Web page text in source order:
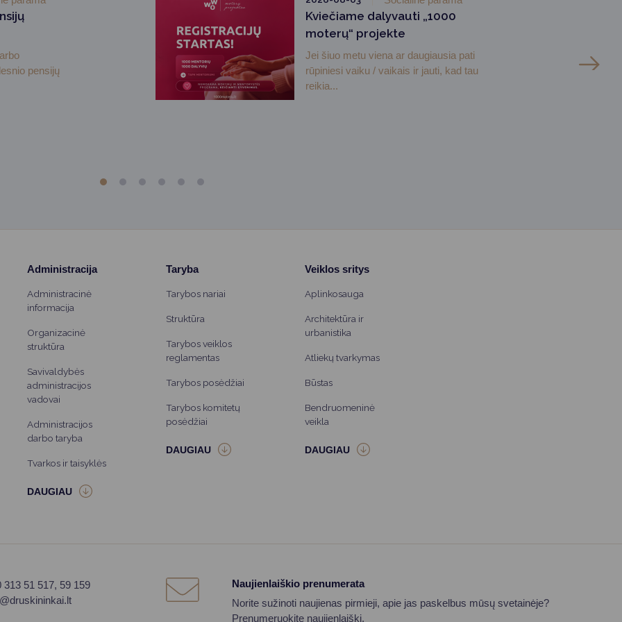
pensijų
Kviečiame dalyvauti „1000
moterų“ projekte
Jei šiuo metu viena ar daugiausia pati
rūpiniesi vaiku / vaikais ir jauti, kad tau
reikia...
Administracija
Administracinė
informacija
Organizacinė
struktūra
Savivaldybės
administracijos
vadovai
Administracijos
darbo taryba
Tvarkos ir taisyklės
Taryba
Tarybos nariai
Struktūra
Tarybos veiklos
reglamentas
Tarybos posėdžiai
Tarybos komitetų
posėdžiai
Veiklos sritys
Aplinkosauga
Architektūra ir
urbanistika
Atliekų tvarkymas
Būstas
Bendruomeninė
veikla
313 51 517, 59 159
Naujienlaiškio prenumerata
Norite sužinoti naujienas pirmieji, apie jas paskelbus mūsų svetainėje?
Prenumeruokite naujienlaiškį.